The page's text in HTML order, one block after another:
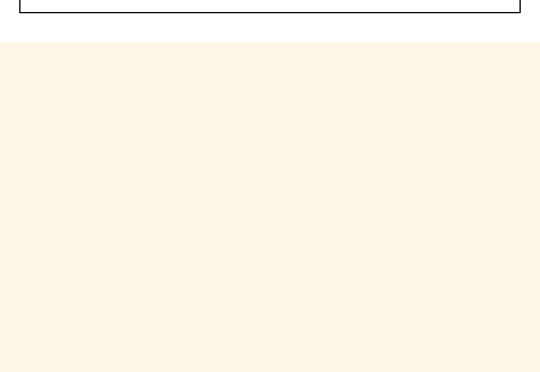
Contactez-nous
Conditions légales